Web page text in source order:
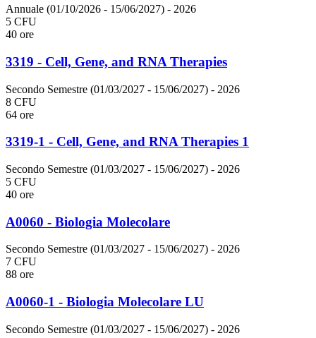
Annuale (01/10/2026 - 15/06/2027) - 2026
5 CFU
40 ore
3319 - Cell, Gene, and RNA Therapies
Secondo Semestre (01/03/2027 - 15/06/2027) - 2026
8 CFU
64 ore
3319-1 - Cell, Gene, and RNA Therapies 1
Secondo Semestre (01/03/2027 - 15/06/2027) - 2026
5 CFU
40 ore
A0060 - Biologia Molecolare
Secondo Semestre (01/03/2027 - 15/06/2027) - 2026
7 CFU
88 ore
A0060-1 - Biologia Molecolare LU
Secondo Semestre (01/03/2027 - 15/06/2027) - 2026